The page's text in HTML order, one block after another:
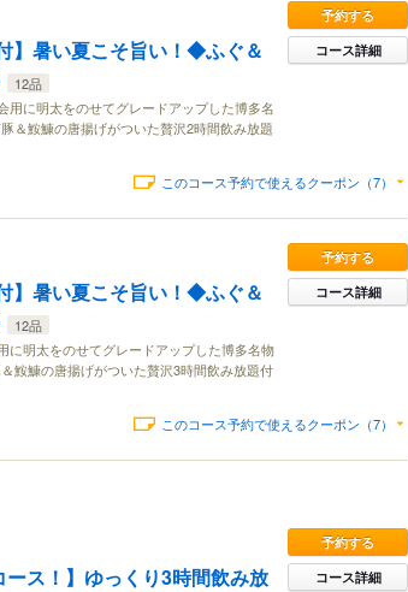
】暑い夏こそ旨い！◆ふぐ＆
12品
用に明太をのせてグレードアップした博多名
＆鮟鱇の唐揚げがついた贅沢2時間飲み放題
予約する
コース詳細
このコース予約で使えるクーポン（7）
】暑い夏こそ旨い！◆ふぐ＆
12品
に明太をのせてグレードアップした博多名物
鮟鱇の唐揚げがついた贅沢3時間飲み放題付
予約する
コース詳細
このコース予約で使えるクーポン（7）
ース！】ゆっくり3時間飲み放
予約する
コース詳細